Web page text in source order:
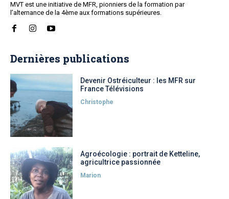
MVT est une initiative de MFR, pionniers de la formation par
l’alternance de la 4ème aux formations supérieures.
Dernières publications
Devenir Ostréiculteur : les MFR sur
France Télévisions
Christophe
Agroécologie : portrait de Ketteline,
agricultrice passionnée
Marion